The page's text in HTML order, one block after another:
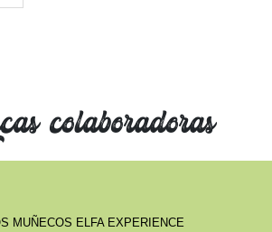
colaboradoras
MUÑECOS ELFA EXPERIENCE